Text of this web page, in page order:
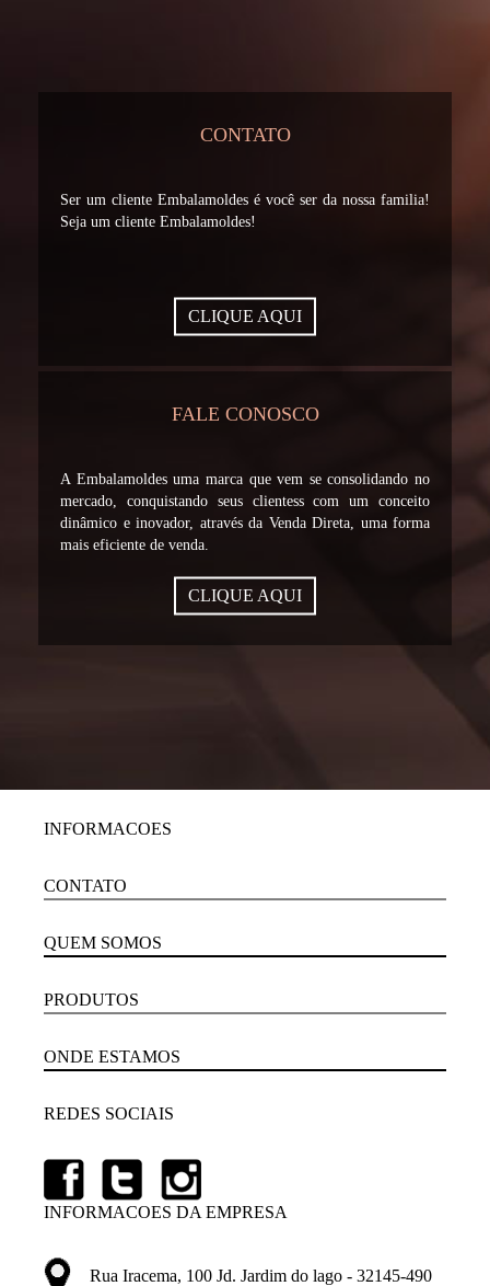
CONTATO
Ser um cliente Embalamoldes é você ser da nossa familia!
Seja um cliente Embalamoldes!
CLIQUE AQUI
FALE CONOSCO
A Embalamoldes uma marca que vem se consolidando no
mercado, conquistando seus clientess com um conceito
dinâmico e inovador, através da Venda Direta, uma forma
mais eficiente de venda.
CLIQUE AQUI
INFORMACOES
CONTATO
QUEM SOMOS
PRODUTOS
ONDE ESTAMOS
REDES SOCIAIS
INFORMACOES DA EMPRESA
Rua Iracema, 100 Jd. Jardim do lago - 32145-490